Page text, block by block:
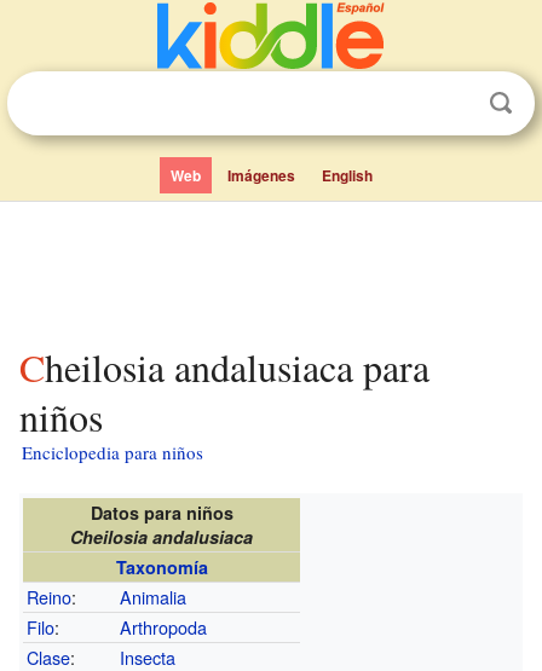
Web Imágenes English
Cheilosia andalusiaca para
niños
Enciclopedia para niños
Datos para niños
Cheilosia andalusiaca
Taxonomía
Reino:
Animalia
Filo:
Arthropoda
Clase:
Insecta